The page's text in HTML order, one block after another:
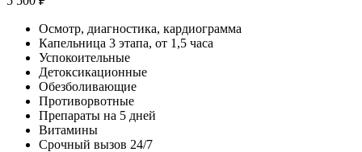
Осмотр, диагностика, кардиограмма
Капельница 3 этапа, от 1,5 часа
Успокоительные
Детоксикационные
Обезболивающие
Противорвотные
Препараты на 5 дней
Витамины
Срочный вызов 24/7